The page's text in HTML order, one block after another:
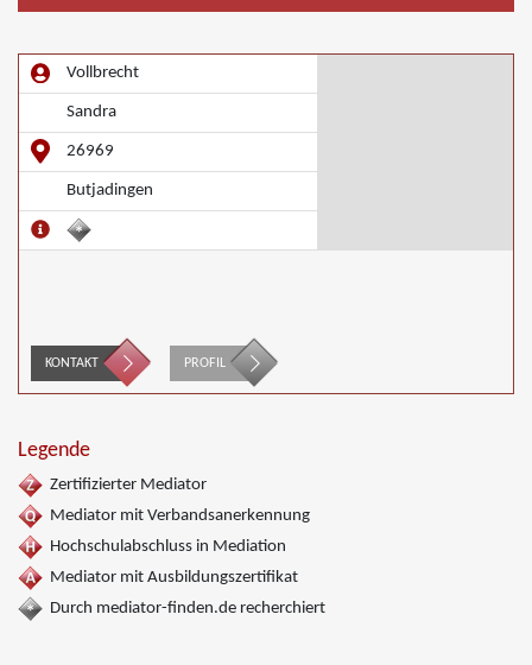
Vollbrecht
Sandra
26969
Butjadingen
KONTAKT PROFIL
Legende
Zertifizierter Mediator
Mediator mit Verbandsanerkennung
Hochschulabschluss in Mediation
Mediator mit Ausbildungszertifikat
Durch mediator-finden.de recherchiert